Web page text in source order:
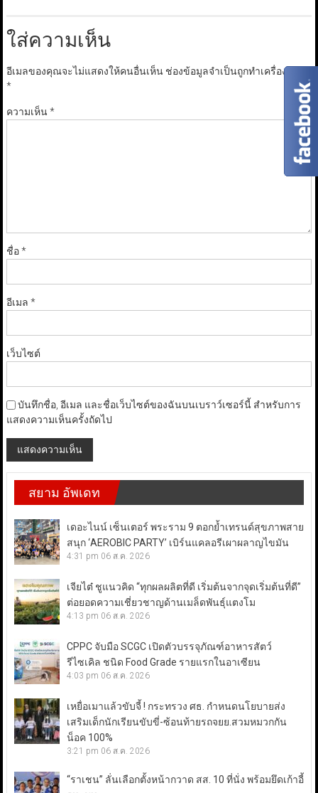
ใส่ความเห็น
อีเมลของคุณจะไม่แสดงให้คนอื่นเห็น ช่องข้อมูลจำเป็นถูกทำเครื่องหมาย
*
ความเห็น*
ชื่อ*
อีเมล *
เว็บไซต์
บันทึกชื่อ, อีเมล และชื่อเว็บไซต์ของฉันบนเบราว์เซอร์นี้ สำหรับการ
แสดงความเห็นครั้งถัดไป
สยาม อัพเดท
เดอะไนน์ เซ็นเตอร์ พระราม 9 ตอกย้ำเทรนด์สุขภาพสาย
สนุก ‘AEROBIC PARTY’ เบิร์นแคลอรีเผาผลาญไขมัน
4:31 pm 06 ส.ค. 2026
เจียไต๋ ชูแนวคิด “ทุกผลผลิตที่ดี เริ่มต้นจากจุดเริ่มต้นที่ดี”
ต่อยอดความเชี่ยวชาญด้านเมล็ดพันธุ์แตงโม
4:13 pm 06 ส.ค. 2026
CPPC จับมือ SCGC เปิดตัวบรรจุภัณฑ์อาหารสัตว์
รีไซเคิล ชนิด Food Grade รายแรกในอาเซียน
4:03 pm 06 ส.ค. 2026
เหยื่อเมาแล้วขับจี้ ! กระทรวง ศธ. กำหนดนโยบายส่ง
เสริมเด็กนักเรียนขับขี่-ซ้อนท้ายรถจยย.สวมหมวกกัน
น็อค 100%
3:21 pm 06 ส.ค. 2026
“ราเชน” ลั่นเลือกตั้งหน้ากวาด สส. 10 ที่นั่ง พร้อมยึดเก้าอี้